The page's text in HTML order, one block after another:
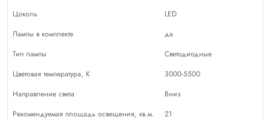
Цоколь
LED
Лампы в комплекте
да
Тип лампы
Светодиодные
Цветовая температура, К
3000-5500
Направление света
Вниз
Рекомендуемая площадь освещения, кв.м.
21